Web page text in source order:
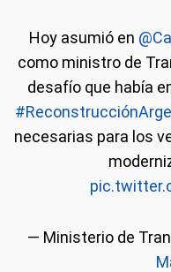
Hoy asumió en
como ministro de
desafío que había
necesarias para los
— Ministerio de